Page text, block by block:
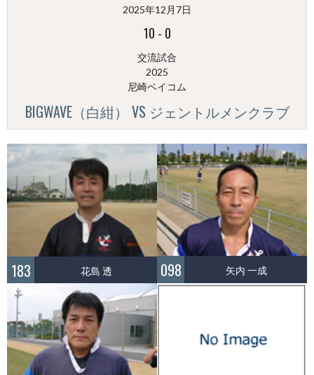
2025年12月7日
10 - 0
交流試合
2025
尼崎ベイコム
BIGWAVE（白紺） VS ジェントルメンクラブ
183 花島 透 098 矢内 一成